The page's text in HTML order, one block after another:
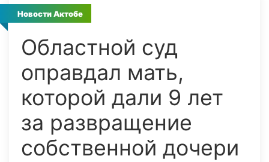
Новости Актобе
Областной суд
оправдал мать,
которой дали 9 лет
за развращение
собственной дочери